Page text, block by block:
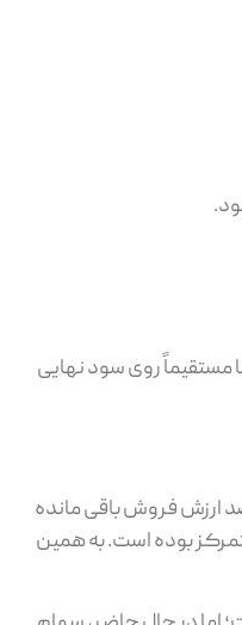
مستقیماً روی سود نهایی
ساختار کلی مالیات بورس تغییر اساسی نداشته و نرخ مالیات فروش سهام بورسی همچنان ۰.۵ درصد ارزش فروش باقی مانده
بوده است. به همین